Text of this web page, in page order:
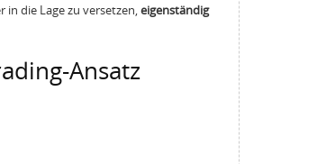
die Lage zu versetzen, eigenständig
Ansatz